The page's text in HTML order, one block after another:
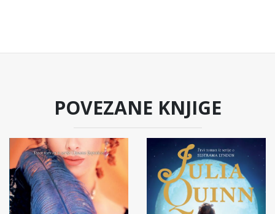
POVEZANE KNJIGE